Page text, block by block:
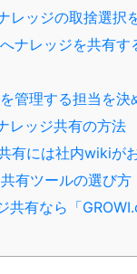
レッジの取捨選択
ナレッジを共有す
管理する担当を決
レッジ共有の方法
有には社内wikiが
有ツールの選び方
共有なら「